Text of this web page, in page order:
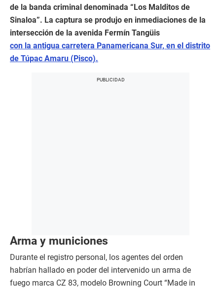
de la banda criminal denominada “Los Malditos de
Sinaloa”. La captura se produjo en inmediaciones de la
intersección de la avenida Fermín Tangüis
con la antigua carretera Panamericana Sur, en el distrito
de Túpac Amaru (Pisco).
Arma y municiones
Durante el registro personal, los agentes del orden
habrían hallado en poder del intervenido un arma de
fuego marca CZ 83, modelo Browning Court “Made in